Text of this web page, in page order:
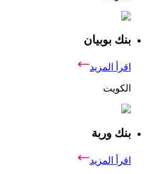
بنك بوبيان
اقرأ المزيد
الكويت
بنك وربة
اقرأ المزيد